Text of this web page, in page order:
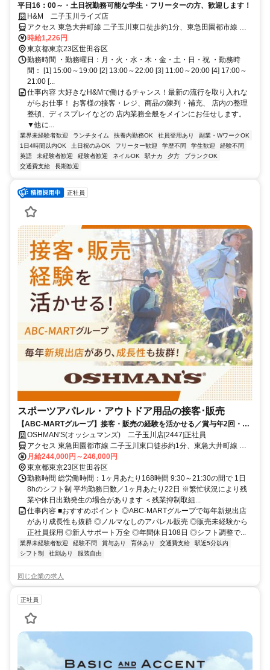
平日16：00～・土日祝勤務可能な学生・フリーターの方、歓迎します！
H&M 二子玉川ライズ店
アクセス 東急大井町線 二子玉川東口徒歩約1分、東急田園都市線 二
子玉川東口徒歩約1分
時給1,226円
東京都東京23区世田谷区
勤務時間 ・勤務曜日：月・火・水・木・金・土・日・祝 ・勤務時
間： [1] 15:00～19:00 [2] 13:00～22:00 [3] 11:00～20:00 [4] 17:00～
21:00 [...
仕事内容 大好きなH&Mで働けるチャンス！最新の流行を取り入れな
がらお仕事！ お客様の接客・レジ、商品の陳列・補充、 店内の整理
整頓、ディスプレイなどの 店内業務全般をメインにお任せします。
▼他に...
業界未経験者歓迎 ランチタイム 扶養内勤務OK 社員登用あり
副業・WワークOK
1日4時間以内OK
土日祝のみOK フリーター歓迎 学歴不問 学生歓迎
経験不問
英語
未経験者歓迎 経験者歓迎 ネイルOK 駅ナカ 夕方
ブランクOK
交通費支給
長期歓迎
正社員
スポーツアパレル・アウトドア用品の接客･販売
【ABC-MARTグループ】接客・販売の経験を活かせる／賞与年2回・昇
給あり・キャリアアップ前提採用・私服OK・個人ノルマなし
OSHMAN'S(オッシュマンズ) 二子玉川店[2447]正社員
アクセス 東急田園都市線 二子玉川東口徒歩約1分、東急大井町線 二
子玉川東口徒歩約1分、東急田園都市線 二子新地東口徒歩約12分
月給244,000円～246,000円
東京都東京23区世田谷区
勤務時間 総労働時間：1ヶ月あたり168時間 9:30～21:30の間で 1日
8hのシフト制 平均勤務日数／1ヶ月あたり22日 ※繁忙状況により残
業や休日出勤発生の場合があります ＜残業抑制取組...
仕事内容 ■おすすめポイント ◎ABC-MARTグループで毎年新規出店
があり成長性も抜群 ◎ノルマなしのアパレル販売 ◎販売未経験から
正社員採用 ◎新人サポート万全 ◎年間休日108日 ◎シフト調整で...
業界未経験者歓迎 経験不問 賞与あり 育休あり 交通費支給
駅近5分以内
シフト制
社割あり 服装自由
同じ企業の求人
正社員